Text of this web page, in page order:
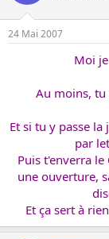
24 Mai 2007
Moi
Au moins, tu
Et si tu y passe
par
Puis t'enverra
une ouverture,
Et ça sert à